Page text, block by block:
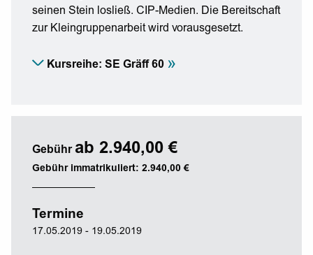
seinen Stein losließ. CIP-Medien. Die Bereitschaft
zur Kleingruppenarbeit wird vorausgesetzt.
Kursreihe: SE Gräff 60 »
Gebühr ab 2.940,00 €
Gebühr immatrikuliert: 2.940,00 €
Termine
17.05.2019 - 19.05.2019